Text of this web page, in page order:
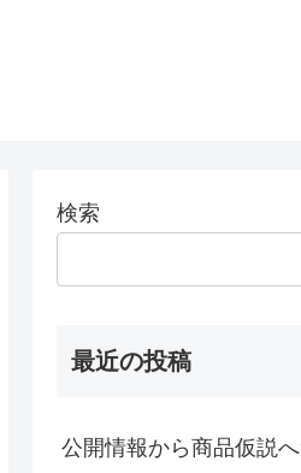
検索
最近の投稿
公開情報から商品仮説